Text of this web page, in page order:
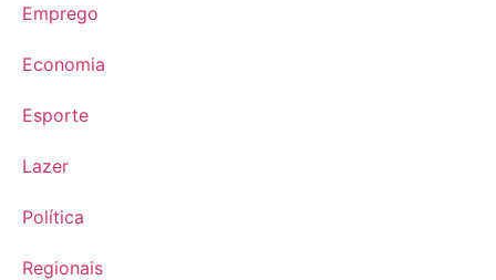
Emprego
Economia
Esporte
Lazer
Política
Regionais